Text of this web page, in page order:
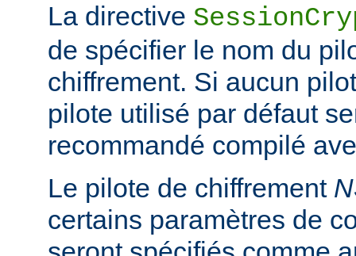
La directive
de spécifier le nom du
chiffrement. Si aucun
pilote utilisé par défaut
recommandé compilé
Le pilote de chiffrement
certains paramètres de